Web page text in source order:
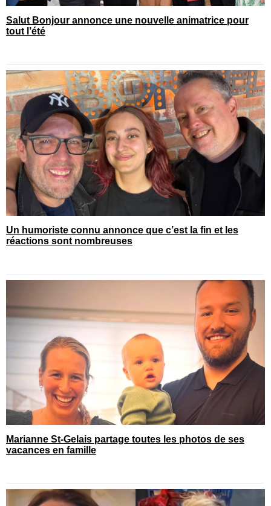
Salut Bonjour annonce une nouvelle animatrice pour
tout l’été
Un humoriste connu annonce que c’est la fin et les
réactions sont nombreuses
Marianne St-Gelais partage toutes les photos de ses
vacances en famille